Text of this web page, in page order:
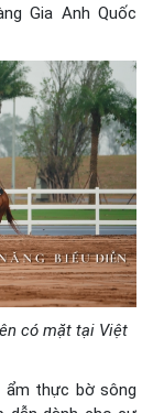
Gia Anh Quốc
có mặt tại Việt
ẩm thực bờ sông